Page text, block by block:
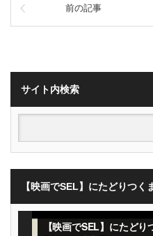
前の記事
サイト内検索
【映画でSEL】にたどりつく
動